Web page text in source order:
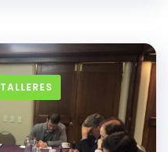
TALLERES